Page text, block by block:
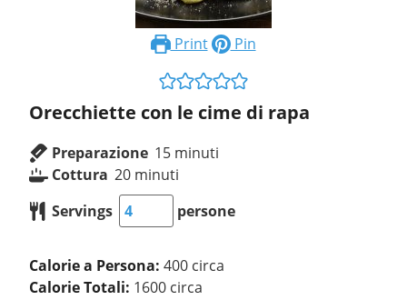
Print Pin
Orecchiette con le cime di rapa
Preparazione 15 minuti
Cottura 20 minuti
Servings
persone
Calorie a Persona:400 circa
Calorie Totali: 1600 circa